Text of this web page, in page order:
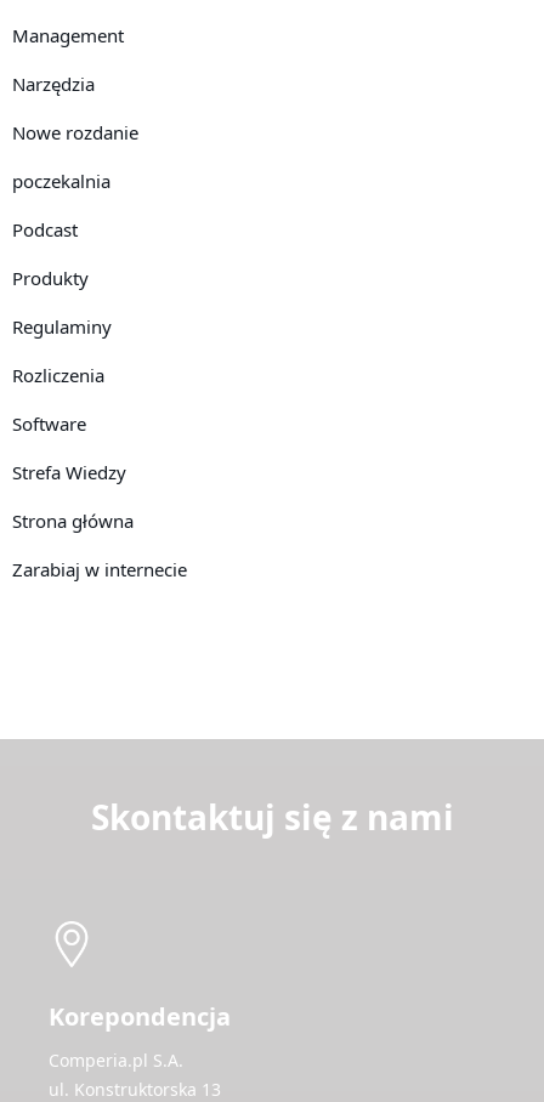
Management
Narzędzia
Nowe rozdanie
poczekalnia
Podcast
Produkty
Regulaminy
Rozliczenia
Software
Strefa Wiedzy
Strona główna
Zarabiaj w internecie
Skontaktuj się z nami
Korepondencja
Comperia.pl S.A.
ul. Konstruktorska 13